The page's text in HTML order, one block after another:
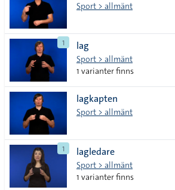
Sport > allmänt
1 lag
Sport > allmänt
1 varianter finns
lagkapten
Sport > allmänt
1 lagledare
Sport > allmänt
1 varianter finns